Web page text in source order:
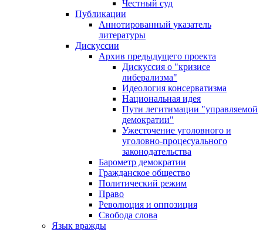
Честный суд
Публикации
Аннотированный указатель
литературы
Дискуссии
Архив предыдущего проекта
Дискуссия о "кризисе
либерализма"
Идеология консерватизма
Национальная идея
Пути легитимации "управляемой
демократии"
Ужесточение уголовного и
уголовно-процесуального
законодательства
Барометр демократии
Гражданское общество
Политический режим
Право
Революция и оппозиция
Свобода слова
Язык вражды